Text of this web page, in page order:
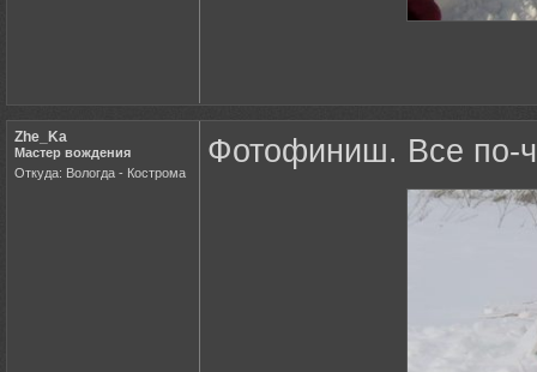
Zhe_Ka
Мастер вождения
Откуда: Вологда - Кострома
Фотофиниш. Все по-